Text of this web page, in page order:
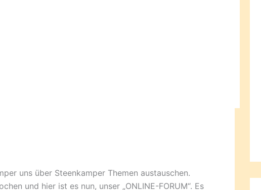
uns über Steenkamper Themen austauschen.
und hier ist es nun, unser „ONLINE-FORUM“. Es